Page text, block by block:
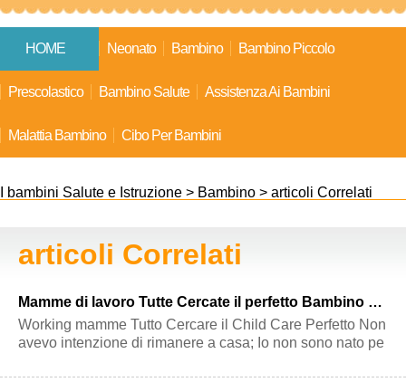
HOME Neonato Bambino Bambino Piccolo
Prescolastico Bambino Salute Assistenza Ai Bambini
Malattia Bambino Cibo Per Bambini
I bambini Salute e Istruzione > Bambino > articoli Correlati
articoli Correlati
Mamme di lavoro Tutte Cercate il perfetto Bambino Care
Working mamme Tutto Cercare il Child Care Perfetto Non
avevo intenzione di rimanere a casa; Io non sono nato pe